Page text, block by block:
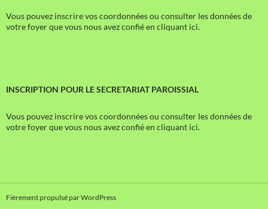
Vous pouvez inscrire vos coordonnées ou consulter les données de
votre foyer que vous nous avez confié en cliquant ici.
INSCRIPTION POUR LE SECRETARIAT PAROISSIAL
Vous pouvez inscrire vos coordonnées ou consulter les données de
votre foyer que vous nous avez confié en cliquant ici.
Fièrement propulsé par WordPress